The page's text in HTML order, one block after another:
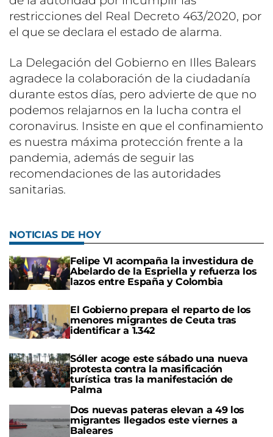
restricciones del Real Decreto 463/2020, por
el que se declara el estado de alarma.
La Delegación del Gobierno en Illes Balears
agradece la colaboración de la ciudadanía
durante estos días, pero advierte de que no
podemos relajarnos en la lucha contra el
coronavirus. Insiste en que el confinamiento
es nuestra máxima protección frente a la
pandemia, además de seguir las
recomendaciones de las autoridades
sanitarias.
NOTICIAS DE HOY
Felipe VI acompaña la investidura de
Abelardo de la Espriella y refuerza los
lazos entre España y Colombia
El Gobierno prepara el reparto de los
menores migrantes de Ceuta tras
identificar a 1.342
Sóller acoge este sábado una nueva
protesta contra la masificación
turística tras la manifestación de
Palma
Dos nuevas pateras elevan a 49 los
migrantes llegados este viernes a
Baleares